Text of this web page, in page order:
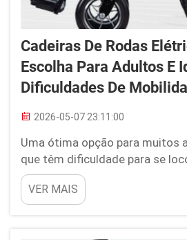
Cadeiras De Rodas
Escolha Para Adultos E
Dificuldades De
2026-05-07 23:11:00
Uma ótima opção para muitos
que têm dificuldade para se
facilitam e tornam confortável
das pessoas de um lugar para
que têm necessidades
VER MAIS